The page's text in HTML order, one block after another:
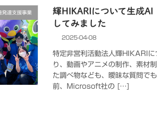
発達支援事業
輝HIKARIについて生成AI
してみました
2025-04-08
特定非営利活動法人輝HIKARI
り、動画やアニメの制作、素材
た調べ物なども、曖昧な質問で
前、Microsoft社の […]